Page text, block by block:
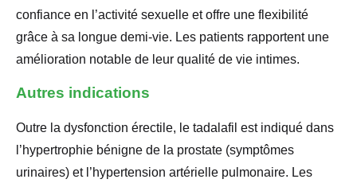
confiance en l’activité sexuelle et offre une flexibilité
grâce à sa longue demi-vie. Les patients rapportent une
amélioration notable de leur qualité de vie intimes.
Autres indications
Outre la dysfonction érectile, le tadalafil est indiqué dans
l’hypertrophie bénigne de la prostate (symptômes
urinaires) et l’hypertension artérielle pulmonaire. Les